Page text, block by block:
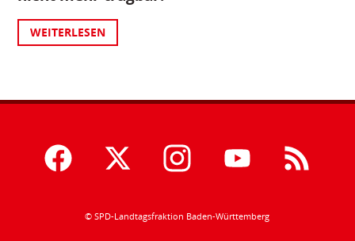
WEITERLESEN
© SPD-Landtagsfraktion Baden-Württemberg